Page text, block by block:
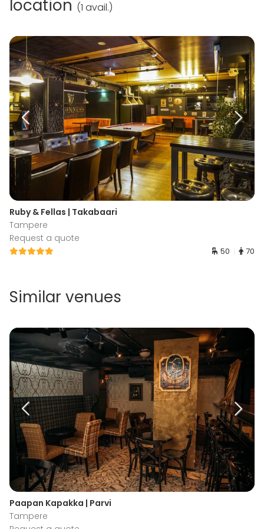
location (1 avail.)
Ruby & Fellas | Takabaari
Tampere
Request a quote
50 70
Similar venues
Paapan Kapakka | Parvi
Tampere